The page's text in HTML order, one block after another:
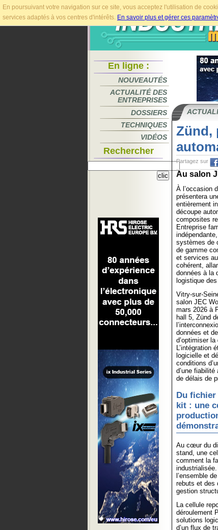
En poursuivant votre navigation sur ce site, vous acceptez l'utilisation de
services adaptés à vos centres d'intérêts. En savoir plus et gérer ces
En ligne :
NOUVEAUTÉS
ACTUALITÉ DES
ENTREPRISES
DOSSIERS
TECHNIQUES
VIDÉOS
Rechercher
Zünd,
Partagez sur
Au salon
À l’occasion
présentera
entièrement
découpe
composites
Entreprise
systèmes de
de gamme
et services
cohérent,
données à la
logistique
Vitry-sur-
salon JEC
mars 2026 à
hall 5, Zünd
données et
d’optimiser
L’intégration
logicielle et
conditions
d’une
de délais de
Du fichier
kit : une
Au cœur du
stand, une
comment la
l’ensemble
rebuts et des
gestion
La cellule
déroulement
solutions
d’un flux de